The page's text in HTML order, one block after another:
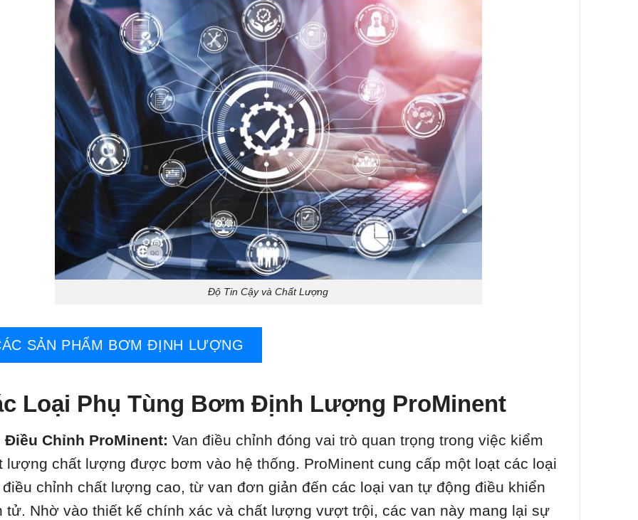
Độ Tin Cậy và Chất Lượng
SẢN PHẨM BƠM ĐỊNH LƯỢNG
Loại Phụ Tùng Bơm Định Lượng ProMinent
Điều Chỉnh ProMinent: Van điều chỉnh đóng vai trò quan trọng trong việc kiểm
lượng chất lượng được bơm vào hệ thống. ProMinent cung cấp một loạt các loại
chỉnh chất lượng cao, từ van đơn giản đến các loại van tự động điều khiển
tử. Nhờ vào thiết kế chính xác và chất lượng vượt trội, các van này mang lại sự